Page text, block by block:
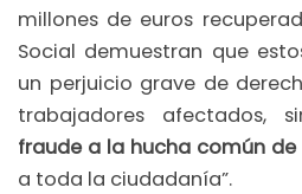
millones de euros
Social demuestran que
un perjuicio grave de
trabajadores afectados,
fraude a la hucha común
a toda la ciudadanía”.